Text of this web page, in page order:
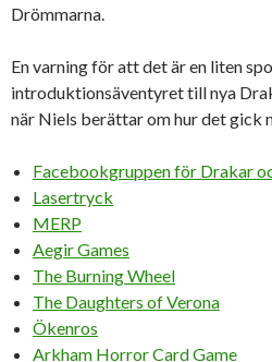
Drömmarna.
En varning för att det är en liten
introduktionsäventyret till nya
när Niels berättar om hur det gick
Facebookgruppen för Drakar
Lasertryck
MERP
Aegir Games
The Burning Wheel
The Daughters of Verona
Ökenros
Arkham Horror Card Game